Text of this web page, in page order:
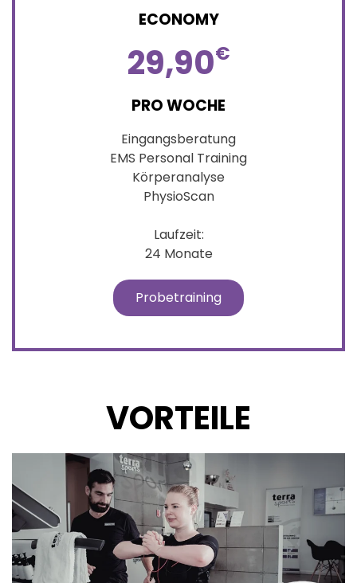
ECONOMY
29,90€
PRO WOCHE
Eingangsberatung
EMS Personal Training
Körperanalyse
PhysioScan
Laufzeit:
24 Monate
Probetraining
VORTEILE